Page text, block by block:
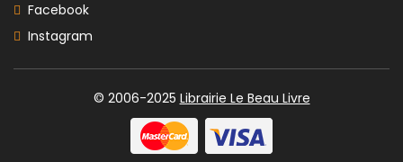
Facebook
Instagram
© 2006-2025 Librairie Le Beau Livre